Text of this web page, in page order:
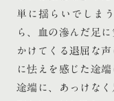
単に揺らいでしま
ら、血の滲んだ足
かけてくる退屈な
に怯えを感じた途
途端に、あっけな